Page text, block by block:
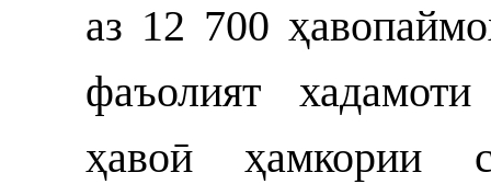
аз 12 700
фаъолият
ҳавоӣ ҳамкории